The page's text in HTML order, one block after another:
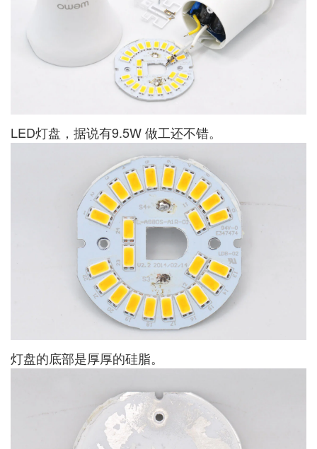
LED灯盘，据说有9.5W 做工还不错。
灯盘的底部是厚厚的硅脂。